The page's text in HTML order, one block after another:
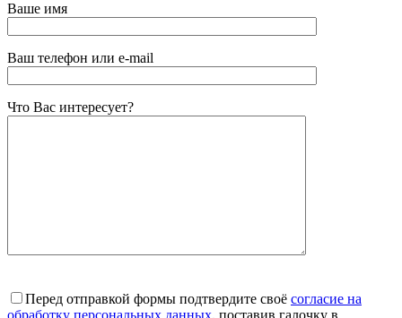
Ваше имя
Ваш телефон или e-mail
Что Вас интересует?
Перед отправкой формы подтвердите своё согласие на